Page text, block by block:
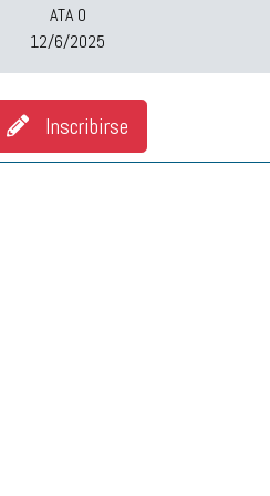
ATA O
12/6/2025
Inscribirse